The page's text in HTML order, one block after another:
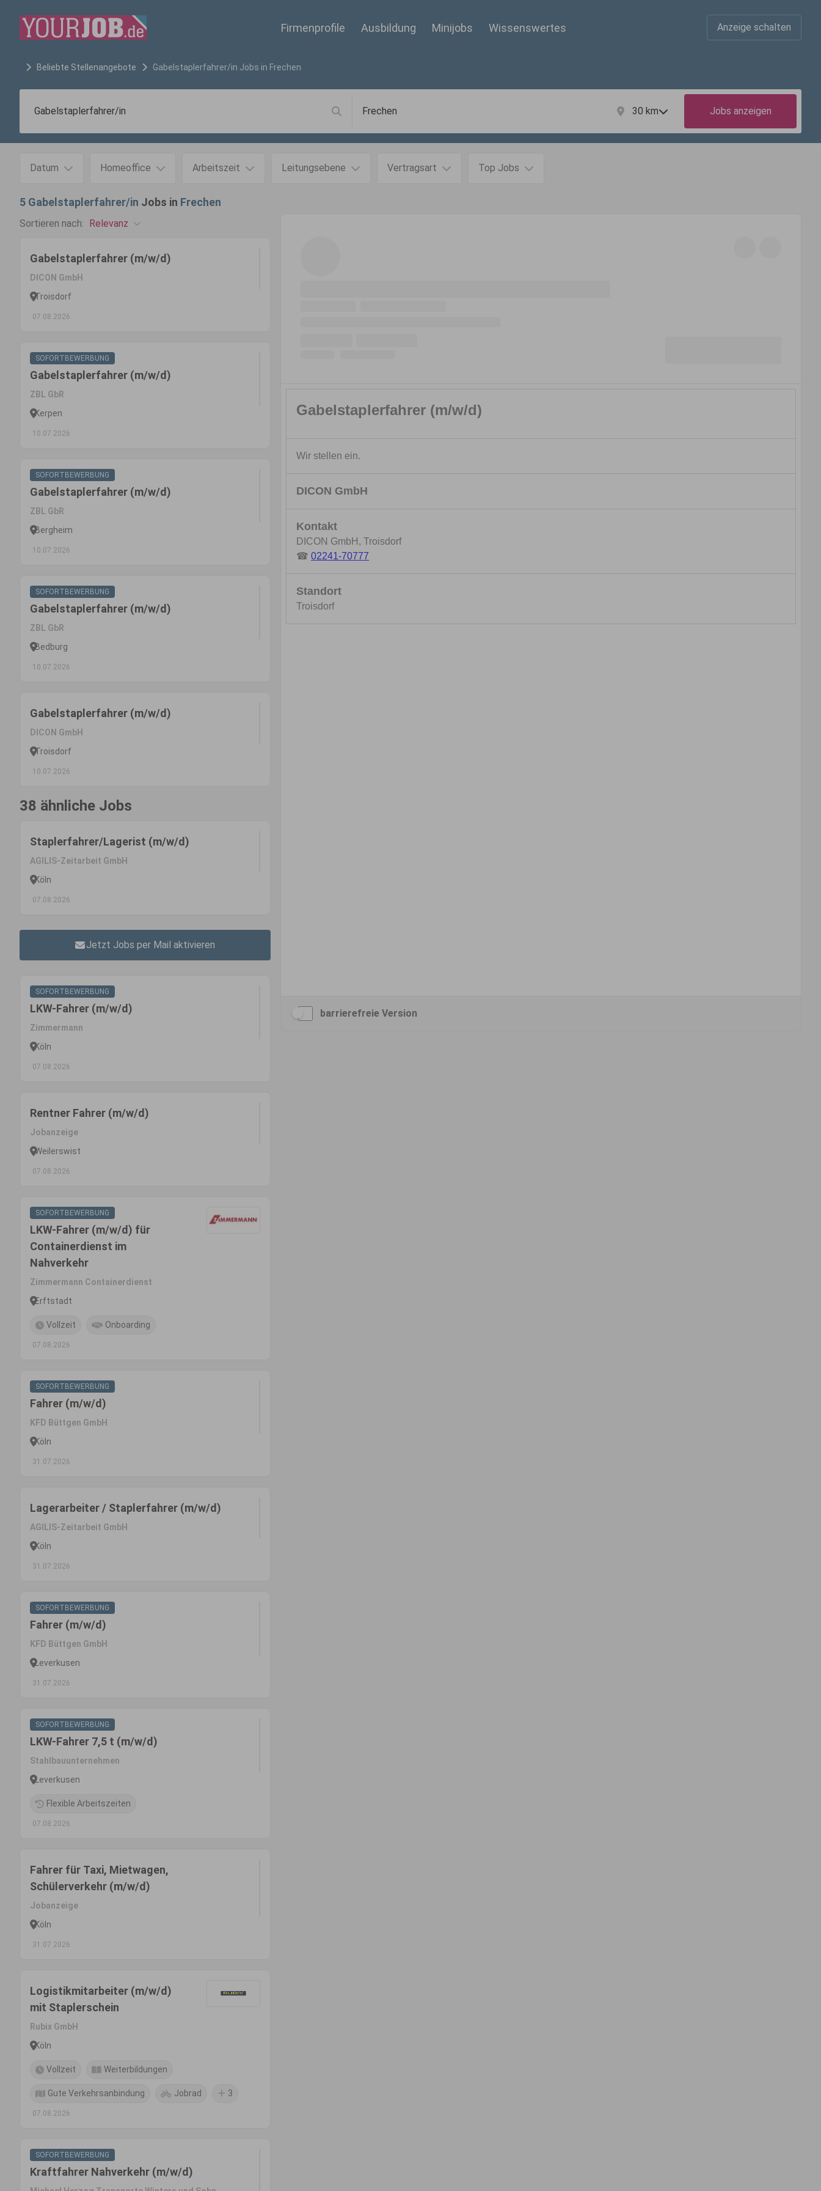
Firmenprofile Ausbildung Minijobs Wissenswertes Anzeige schalten
Beliebte Stellenangebote Gabelstaplerfahrer/in Jobs in Frechen
30 km Jobs anzeigen
Datum Homeoffice Arbeitszeit Leitungsebene Vertragsart Top Jobs
5 Gabelstaplerfahrer/in Jobs in Frechen
Sortieren nach: Relevanz
Gabelstaplerfahrer (m/w/d)
DICON GmbH
Troisdorf
07.08.2026
SOFORTBEWERBUNG
Gabelstaplerfahrer (m/w/d)
ZBL GbR
Kerpen
10.07.2026
SOFORTBEWERBUNG
Gabelstaplerfahrer (m/w/d)
ZBL GbR
Bergheim
10.07.2026
SOFORTBEWERBUNG
Gabelstaplerfahrer (m/w/d)
ZBL GbR
Bedburg
10.07.2026
Gabelstaplerfahrer (m/w/d)
DICON GmbH
Troisdorf
10.07.2026
38 ähnliche Jobs
Staplerfahrer/Lagerist (m/w/d)
AGILIS-Zeitarbeit GmbH
Köln
07.08.2026
Jetzt Jobs per Mail aktivieren
SOFORTBEWERBUNG
LKW-Fahrer (m/w/d)
Zimmermann
Köln
07.08.2026
Rentner Fahrer (m/w/d)
Jobanzeige
Weilerswist
07.08.2026
SOFORTBEWERBUNG
LKW-Fahrer (m/w/d) für
Containerdienst im
Nahverkehr
Zimmermann Containerdienst
Erftstadt
Vollzeit Onboarding
07.08.2026
SOFORTBEWERBUNG
Fahrer (m/w/d)
KFD Büttgen GmbH
Köln
31.07.2026
Lagerarbeiter / Staplerfahrer (m/w/d)
AGILIS-Zeitarbeit GmbH
Köln
31.07.2026
SOFORTBEWERBUNG
Fahrer (m/w/d)
KFD Büttgen GmbH
Leverkusen
31.07.2026
SOFORTBEWERBUNG
LKW-Fahrer 7,5 t (m/w/d)
Stahlbauunternehmen
Leverkusen
Flexible Arbeitszeiten
07.08.2026
Fahrer für Taxi, Mietwagen,
Schülerverkehr (m/w/d)
Jobanzeige
Köln
31.07.2026
Logistikmitarbeiter (m/w/d)
mit Staplerschein
Rubix GmbH
Köln
Vollzeit Weiterbildungen
Gute Verkehrsanbindung Jobrad 3
07.08.2026
SOFORTBEWERBUNG
Kraftfahrer Nahverkehr (m/w/d)
barrierefreie Version